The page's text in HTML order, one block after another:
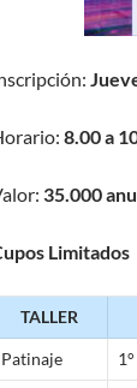
8.00 a
35.000
Limitados
TALLER
Patinaje